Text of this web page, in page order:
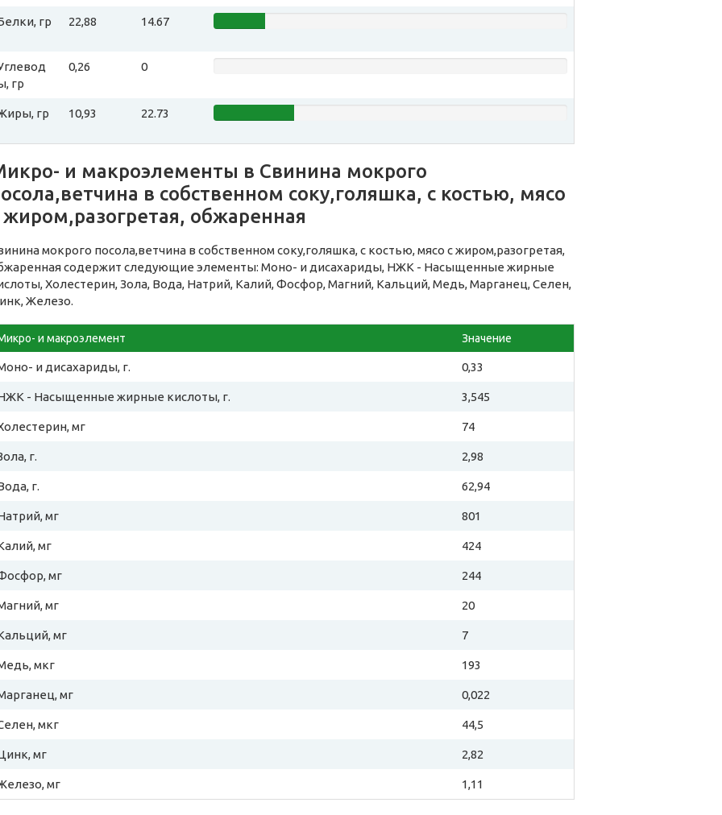
гр 22,88 14.67
гр
0,26 0
гр 10,93 22.73
и макроэлементы в Свинина мокрого
в собственном соку,голяшка, с костью, мясо
жиром,разогретая, обжаренная
мокрого посола,ветчина в собственном соку,голяшка, с костью, мясо с жиром,разогретая,
содержит следующие элементы: Моно- и дисахариды, НЖК - Насыщенные жирные
Холестерин, Зола, Вода, Натрий, Калий, Фосфор, Магний, Кальций, Медь, Марганец, Селен,
Железо.
и макроэлемент Значение
и дисахариды, г. 0,33
- Насыщенные жирные кислоты, г. 3,545
мг 74
г. 2,98
г. 62,94
мг 801
мг 424
мг 244
мг 20
мг 7
мкг 193
мг 0,022
мкг 44,5
мг 2,82
мг 1,11